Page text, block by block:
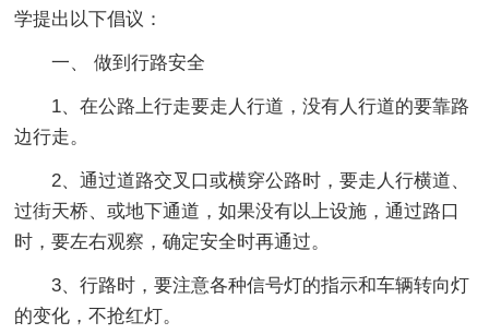
学提出以下倡议：
一、 做到行路安全
1、在公路上行走要走人行道，没有人行道的要靠路
边行走。
2、通过道路交叉口或横穿公路时，要走人行横道、
过街天桥、或地下通道，如果没有以上设施，通过路口
时，要左右观察，确定安全时再通过。
3、行路时，要注意各种信号灯的指示和车辆转向灯
的变化，不抢红灯。